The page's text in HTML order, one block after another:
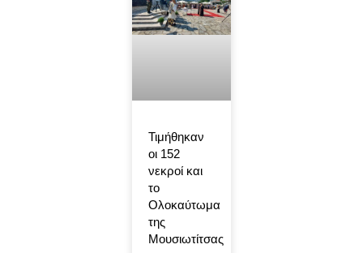
Τιμήθηκαν
οι 152
νεκροί και
το
Ολοκαύτωμα
της
Μουσιωτίτσας